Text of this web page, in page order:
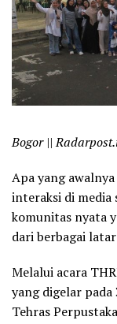
Bogor ||
Apa yang
interaksi di media
komunitas nyata
dari berbagai
Melalui acara
yang digelar pada
Tehras